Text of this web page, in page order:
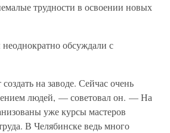
трудности в освоении новых
обсуждали с
на заводе. Сейчас очень
людей, — советовал он. — На
уже курсы мастеров
В Челябинске ведь много